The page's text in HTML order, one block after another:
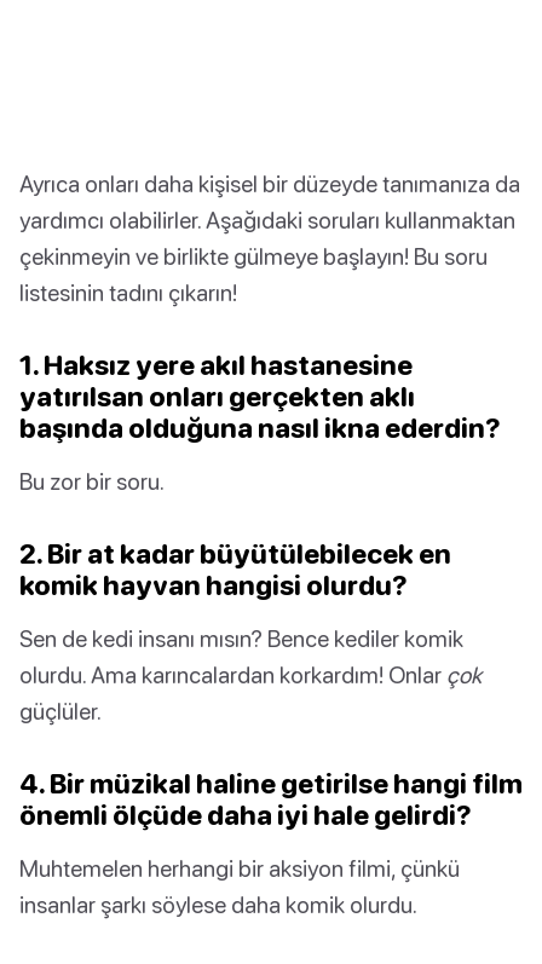
Ayrıca onları daha kişisel bir düzeyde tanımanıza da
yardımcı olabilirler. Aşağıdaki soruları kullanmaktan
çekinmeyin ve birlikte gülmeye başlayın! Bu soru
listesinin tadını çıkarın!
1. Haksız yere akıl hastanesine
yatırılsan onları gerçekten aklı
başında olduğuna nasıl ikna ederdin?
Bu zor bir soru.
2. Bir at kadar büyütülebilecek en
komik hayvan hangisi olurdu?
Sen de kedi insanı mısın? Bence kediler komik
olurdu. Ama karıncalardan korkardım! Onlar çok
güçlüler.
4. Bir müzikal haline getirilse hangi film
önemli ölçüde daha iyi hale gelirdi?
Muhtemelen herhangi bir aksiyon filmi, çünkü
insanlar şarkı söylese daha komik olurdu.